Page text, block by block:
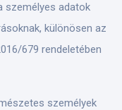
személyes adatok
különösen az
679 rendeletében
személyek